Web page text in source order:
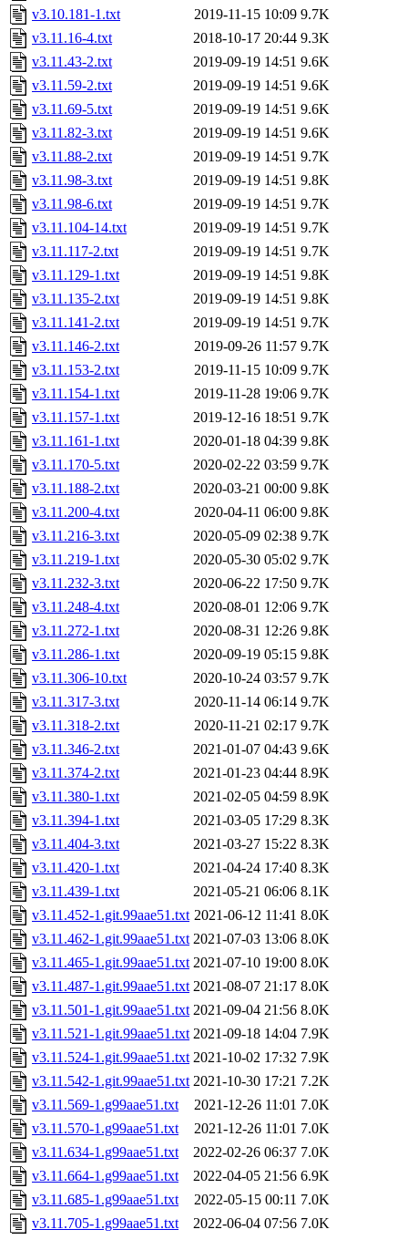
v3.10.181-1.txt
2019-11-15 10:09 9.7K
v3.11.16-4.txt
2018-10-17 20:44 9.3K
v3.11.43-2.txt
2019-09-19 14:51 9.6K
v3.11.59-2.txt
2019-09-19 14:51 9.6K
v3.11.69-5.txt
2019-09-19 14:51 9.6K
v3.11.82-3.txt
2019-09-19 14:51 9.6K
v3.11.88-2.txt
2019-09-19 14:51 9.7K
v3.11.98-3.txt
2019-09-19 14:51 9.8K
v3.11.98-6.txt
2019-09-19 14:51 9.7K
v3.11.104-14.txt
2019-09-19 14:51 9.7K
v3.11.117-2.txt
2019-09-19 14:51 9.7K
v3.11.129-1.txt
2019-09-19 14:51 9.8K
v3.11.135-2.txt
2019-09-19 14:51 9.8K
v3.11.141-2.txt
2019-09-19 14:51 9.7K
v3.11.146-2.txt
2019-09-26 11:57 9.7K
v3.11.153-2.txt
2019-11-15 10:09 9.7K
v3.11.154-1.txt
2019-11-28 19:06 9.7K
v3.11.157-1.txt
2019-12-16 18:51 9.7K
v3.11.161-1.txt
2020-01-18 04:39 9.8K
v3.11.170-5.txt
2020-02-22 03:59 9.7K
v3.11.188-2.txt
2020-03-21 00:00 9.8K
v3.11.200-4.txt
2020-04-11 06:00 9.8K
v3.11.216-3.txt
2020-05-09 02:38 9.7K
v3.11.219-1.txt
2020-05-30 05:02 9.7K
v3.11.232-3.txt
2020-06-22 17:50 9.7K
v3.11.248-4.txt
2020-08-01 12:06 9.7K
v3.11.272-1.txt
2020-08-31 12:26 9.8K
v3.11.286-1.txt
2020-09-19 05:15 9.8K
v3.11.306-10.txt
2020-10-24 03:57 9.7K
v3.11.317-3.txt
2020-11-14 06:14 9.7K
v3.11.318-2.txt
2020-11-21 02:17 9.7K
v3.11.346-2.txt
2021-01-07 04:43 9.6K
v3.11.374-2.txt
2021-01-23 04:44 8.9K
v3.11.380-1.txt
2021-02-05 04:59 8.9K
v3.11.394-1.txt
2021-03-05 17:29 8.3K
v3.11.404-3.txt
2021-03-27 15:22 8.3K
v3.11.420-1.txt
2021-04-24 17:40 8.3K
v3.11.439-1.txt
2021-05-21 06:06 8.1K
v3.11.452-1.git.99aae51.txt 2021-06-12 11:41 8.0K
v3.11.462-1.git.99aae51.txt 2021-07-03 13:06 8.0K
v3.11.465-1.git.99aae51.txt 2021-07-10 19:00 8.0K
v3.11.487-1.git.99aae51.txt 2021-08-07 21:17 8.0K
v3.11.501-1.git.99aae51.txt 2021-09-04 21:56 8.0K
v3.11.521-1.git.99aae51.txt 2021-09-18 14:04 7.9K
v3.11.524-1.git.99aae51.txt 2021-10-02 17:32 7.9K
v3.11.542-1.git.99aae51.txt 2021-10-30 17:21 7.2K
v3.11.569-1.g99aae51.txt
2021-12-26 11:01 7.0K
v3.11.570-1.g99aae51.txt
2021-12-26 11:01 7.0K
v3.11.634-1.g99aae51.txt
2022-02-26 06:37 7.0K
v3.11.664-1.g99aae51.txt
2022-04-05 21:56 6.9K
v3.11.685-1.g99aae51.txt
2022-05-15 00:11 7.0K
v3.11.705-1.g99aae51.txt
2022-06-04 07:56 7.0K